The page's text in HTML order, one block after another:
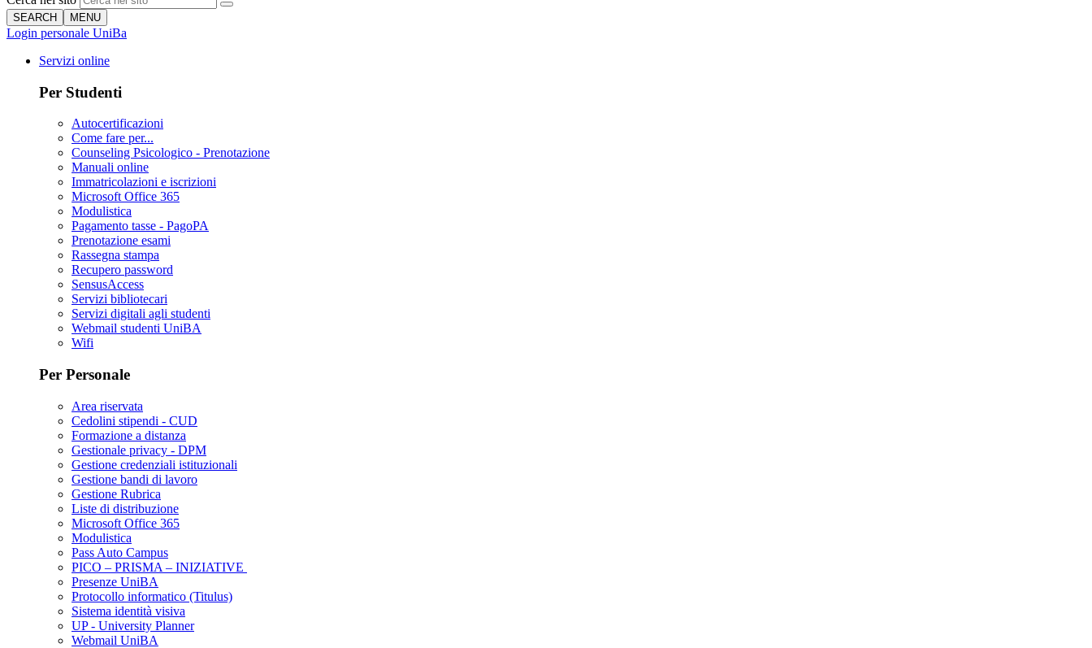
SEARCH MENU
Login personale UniBa
Servizi online
Per Studenti
Autocertificazioni
Come fare per...
Counseling Psicologico - Prenotazione
Manuali online
Immatricolazioni e iscrizioni
Microsoft Office 365
Modulistica
Pagamento tasse - PagoPA
Prenotazione esami
Rassegna stampa
Recupero password
SensusAccess
Servizi bibliotecari
Servizi digitali agli studenti
Webmail studenti UniBA
Wifi
Per Personale
Area riservata
Cedolini stipendi - CUD
Formazione a distanza
Gestionale privacy - DPM
Gestione credenziali istituzionali
Gestione bandi di lavoro
Gestione Rubrica
Liste di distribuzione
Microsoft Office 365
Modulistica
Pass Auto Campus
PICO – PRISMA – INIZIATIVE
Presenze UniBA
Protocollo informatico (Titulus)
Sistema identità visiva
UP - University Planner
Webmail UniBA